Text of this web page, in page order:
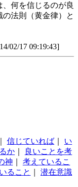
何を信じるのが良
法則（黄金律）と
02/17 09:19:43]
信じていれば
い
か
良いことを考
神
考えているこ
ること
潜在意識